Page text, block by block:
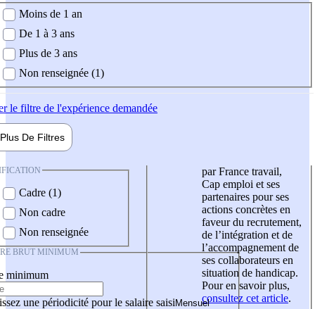
demandée
Moins de 1 an
De 1 à 3 ans
Plus de 3 ans
Non renseignée (1)
le filtre de l'expérience demandée
Plus De Filtres
Cadre (1)
Non cadre
Non renseignée
BRUT MINIMUM
minimum
une périodicité pour le salaire saisi
par France travail,
Cap emploi et ses
partenaires pour ses
actions concrètes en
faveur du recrutement,
de l’intégration et de
l’accompagnement de
ses collaborateurs en
situation de handicap.
Pour en savoir plus,
consultez cet article.